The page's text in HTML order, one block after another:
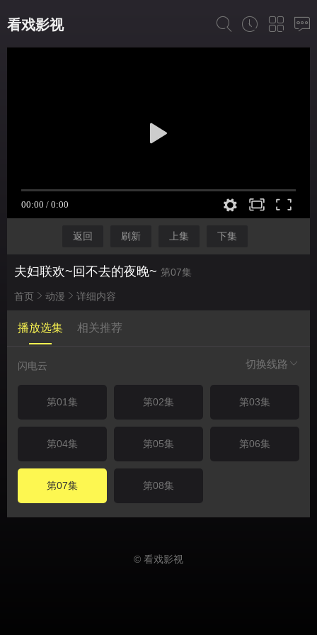
看戏影视
返回 刷新 上集 下集
夫妇联欢~回不去的夜晚~ 第07集
首页 动漫 详细内容
播放选集 相关推荐
切换线路
闪电云
第01集 第02集 第03集
第04集 第05集 第06集
第07集 第08集
© 看戏影视